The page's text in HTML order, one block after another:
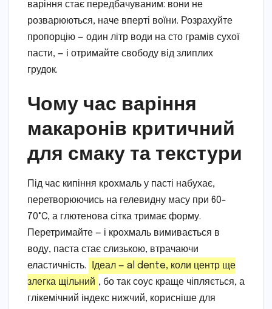
варіння стає передбачуваним: вони не
розварюються, наче вперті воїни. Розрахуйте
пропорцію — один літр води на сто грамів сухої
пасти, — і отримайте свободу від злиплих
грудок.
Чому час варіння
макаронів критичний
для смаку та текстури
Під час кипіння крохмаль у пасті набухає,
перетворюючись на гелевидну масу при 60-
70°C, а глютенова сітка тримає форму.
Перетримайте — і крохмаль вимивається в
воду, паста стає слизькою, втрачаючи
еластичність.
Ідеал — al dente, коли центр ще
злегка щільний , бо так соус краще чіпляється, а
глікемічний індекс нижчий, корисніше для